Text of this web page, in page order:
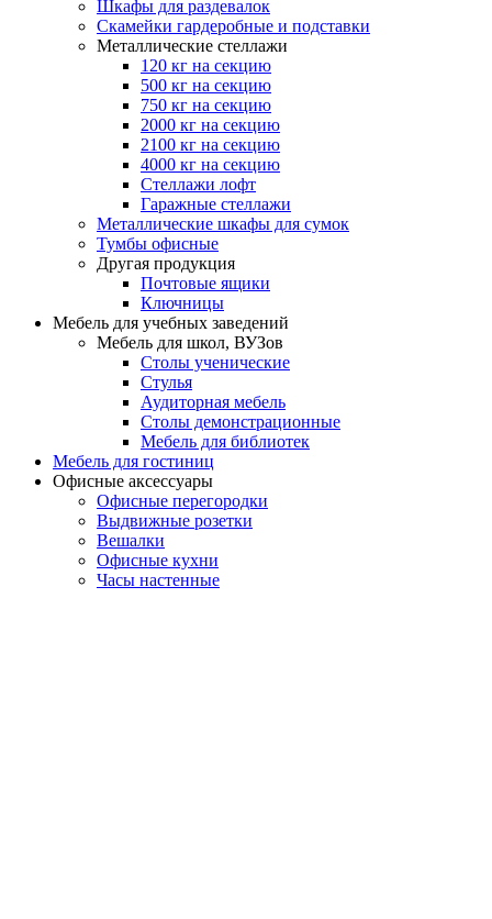
Шкафы для раздевалок
Скамейки гардеробные и подставки
Металлические стеллажи
120 кг на секцию
500 кг на секцию
750 кг на секцию
2000 кг на секцию
2100 кг на секцию
4000 кг на секцию
Стеллажи лофт
Гаражные стеллажи
Металлические шкафы для сумок
Тумбы офисные
Другая продукция
Почтовые ящики
Ключницы
Мебель для учебных заведений
Мебель для школ, ВУЗов
Столы ученические
Стулья
Аудиторная мебель
Столы демонстрационные
Мебель для библиотек
Мебель для гостиниц
Офисные аксессуары
Офисные перегородки
Выдвижные розетки
Вешалки
Офисные кухни
Часы настенные